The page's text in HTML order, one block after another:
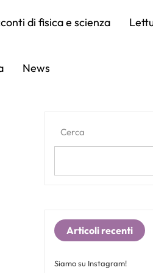
di fisica e scienza
News
Cerca
Articoli recenti
Siamo su Instagram!